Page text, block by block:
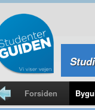
Forsiden